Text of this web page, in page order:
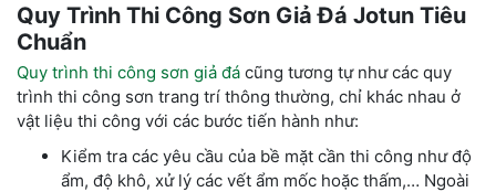
Quy Trình Thi Công Sơn Giả Đá Jotun Tiêu
Chuẩn
Quy trình thi công sơn giả đá cũng tương tự như các quy
trình thi công sơn trang trí thông thường, chỉ khác nhau ở
vật liệu thi công với các bước tiến hành như:
Kiểm tra các yêu cầu của bề mặt cần thi công như độ
ẩm, độ khô, xử lý các vết ẩm mốc hoặc thấm,… Ngoài